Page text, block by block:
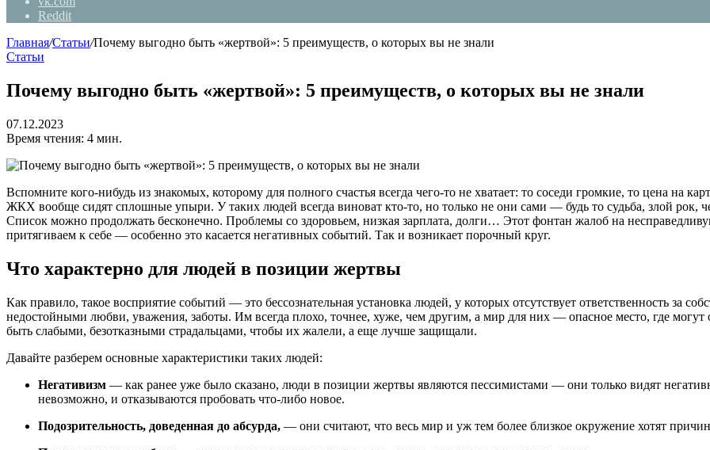
Reddit
Главная/Статьи/Почему выгодно быть «жертвой»: 5 преимуществ, о которых вы не знали
Статьи
Почему выгодно быть «жертвой»: 5 преимуществ, о которых вы не знали
07.12.2023
Время чтения: 4 мин.
Вспомните кого-нибудь из знакомых, которому для полного счастья всегда чего-то не хватает: то соседи громкие, то цена на
ЖКХ вообще сидят сплошные упыри. У таких людей всегда виноват кто-то, но только не они сами — будь то судьба, злой рок,
Список можно продолжать бесконечно. Проблемы со здоровьем, низкая зарплата, долги… Этот фонтан жалоб на
притягиваем к себе — особенно это касается негативных событий. Так и возникает порочный круг.
Что характерно для людей в позиции жертвы
Как правило, такое восприятие событий — это бессознательная установка людей, у которых отсутствует ответственность
недостойными любви, уважения, заботы. Им всегда плохо, точнее, хуже, чем другим, а мир для них — опасное место, где
быть слабыми, безотказными страдальцами, чтобы их жалели, а еще лучше защищали.
Давайте разберем основные характеристики таких людей:
Негативизм — как ранее уже было сказано, люди в позиции жертвы являются пессимистами — они только видят
невозможно, и отказываются пробовать что-либо новое.
Подозрительность, доведенная до абсурда, — они считают, что весь мир и уж тем более близкое окружение хотят